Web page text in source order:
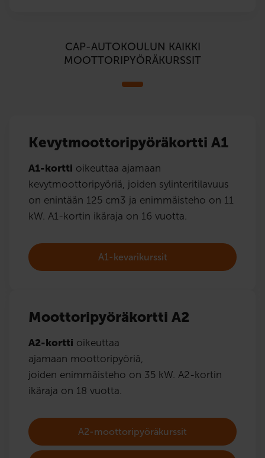
CAP-AUTOKOULUN KAIKKI
MOOTTORIPYÖRÄKURSSIT
Kevytmoottoripyöräkortti A1
A1-kortti oikeuttaa ajamaan
kevytmoottoripyöriä, joiden sylinteritilavuus
on enintään 125 cm3 ja enimmäisteho on 11
kW. A1-kortin ikäraja on 16 vuotta.
A1-kevarikurssit
Moottoripyöräkortti A2
A2-kortti oikeuttaa
ajamaan moottoripyöriä,
joiden enimmäisteho on 35 kW. A2-kortin
ikäraja on 18 vuotta.
A2-moottoripyöräkurssit